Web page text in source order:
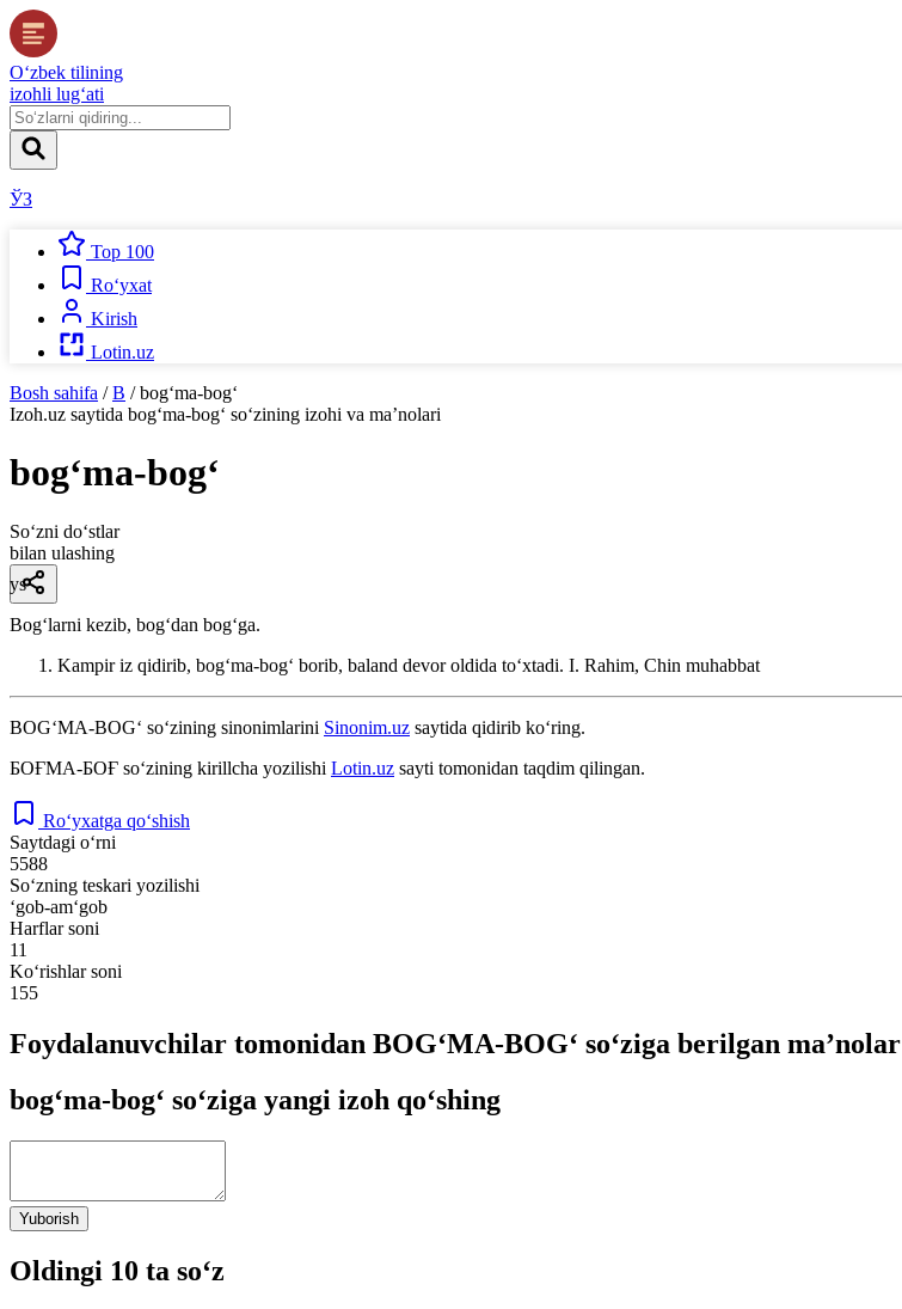
O‘zbek tilining
izohli lug‘ati
ЎЗ
Top 100
Ro‘yxat
Kirish
Lotin.uz
Bosh sahifa / B / bog‘ma-bog‘
Izoh.uz saytida bog‘ma-bog‘ so‘zining izohi va ma’nolari
bog‘ma-bog‘
So‘zni do‘stlar
bilan ulashing
ys
Bogʻlarni kezib, bogʻdan bogʻga.
Kampir iz qidirib, bogʻma-bogʻ borib, baland devor oldida toʻxtadi. I. Rahim, Chin muhabbat
BOG‘MA-BOG‘ so‘zining sinonimlarini Sinonim.uz saytida qidirib ko‘ring.
БОҒМА-БОҒ so‘zining kirillcha yozilishi Lotin.uz sayti tomonidan taqdim qilingan.
Ro‘yxatga qo‘shish
Saytdagi o‘rni
5588
So‘zning teskari yozilishi
‘gob-am‘gob
Harflar soni
11
Ko‘rishlar soni
155
Foydalanuvchilar tomonidan BOG‘MA-BOG‘ so‘ziga berilgan ma’nolar
bog‘ma-bog‘ so‘ziga yangi izoh qo‘shing
Yuborish
Oldingi 10 ta so‘z